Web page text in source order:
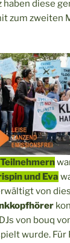
haben diese
zum zweiten
und Eva
von
ko
von bouq
wurde.